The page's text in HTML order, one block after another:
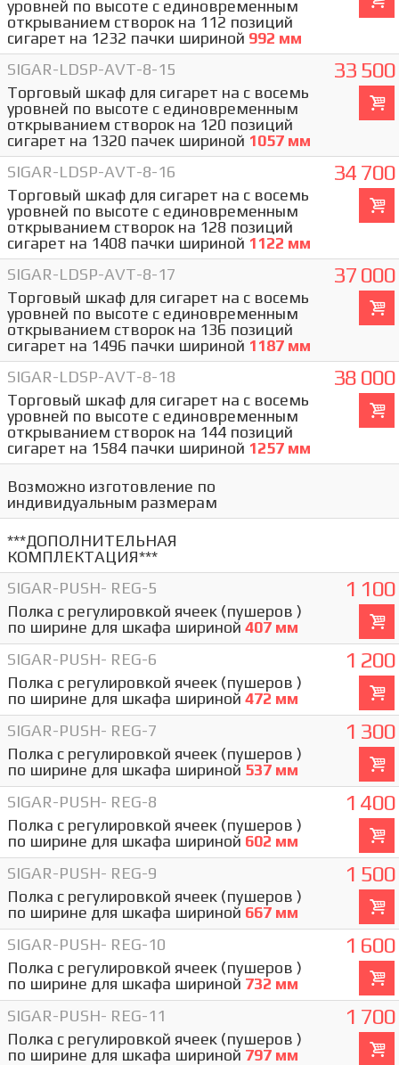
уровней по высоте с единовременным
открыванием створок на 112 позиций
сигарет на 1232 пачки шириной 992 мм
SIGAR-LDSP-AVT-8-15
Торговый шкаф для сигарет на с восемь
уровней по высоте с единовременным
открыванием створок на 120 позиций
сигарет на 1320 пачек шириной 1057 мм
33 500
SIGAR-LDSP-AVT-8-16
Торговый шкаф для сигарет на с восемь
уровней по высоте с единовременным
открыванием створок на 128 позиций
сигарет на 1408 пачки шириной 1122 мм
34 700
SIGAR-LDSP-AVT-8-17
Торговый шкаф для сигарет на с восемь
уровней по высоте с единовременным
открыванием створок на 136 позиций
сигарет на 1496 пачки шириной 1187 мм
37 000
SIGAR-LDSP-AVT-8-18
Торговый шкаф для сигарет на с восемь
уровней по высоте с единовременным
открыванием створок на 144 позиций
сигарет на 1584 пачки шириной 1257 мм
38 000
Возможно изготовление по
индивидуальным размерам
***ДОПОЛНИТЕЛЬНАЯ
КОМПЛЕКТАЦИЯ***
SIGAR-PUSH- REG-5
Полка с регулировкой ячеек (пушеров )
по ширине для шкафа шириной 407 мм
1 100
SIGAR-PUSH- REG-6
Полка с регулировкой ячеек (пушеров )
по ширине для шкафа шириной 472 мм
1 200
SIGAR-PUSH- REG-7
Полка с регулировкой ячеек (пушеров )
по ширине для шкафа шириной 537 мм
1 300
SIGAR-PUSH- REG-8
Полка с регулировкой ячеек (пушеров )
по ширине для шкафа шириной 602 мм
1 400
SIGAR-PUSH- REG-9
Полка с регулировкой ячеек (пушеров )
по ширине для шкафа шириной 667 мм
1 500
SIGAR-PUSH- REG-10
Полка с регулировкой ячеек (пушеров )
по ширине для шкафа шириной 732 мм
1 600
SIGAR-PUSH- REG-11
Полка с регулировкой ячеек (пушеров )
по ширине для шкафа шириной 797 мм
1 700